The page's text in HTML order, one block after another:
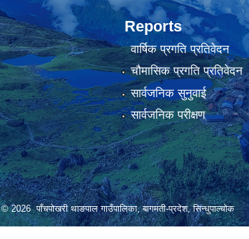
Reports
वार्षिक प्रगति प्रतिवेदन
चौमासिक प्रगति प्रतिवेदन
सार्वजनिक सुनुवाई
सार्वजनिक परीक्षण
© 2026 पाँचपोखरी थाङपाल गाउँपालिका, बागमती-प्रदेश, सिन्धुपाल्चोक